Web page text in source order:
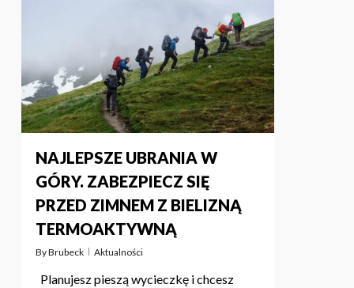
NAJLEPSZE UBRANIA W
GÓRY. ZABEZPIECZ SIĘ
PRZED ZIMNEM Z BIELIZNĄ
TERMOAKTYWNĄ
ByBrubeck Aktualności
Planujesz pieszą wycieczkę i chcesz